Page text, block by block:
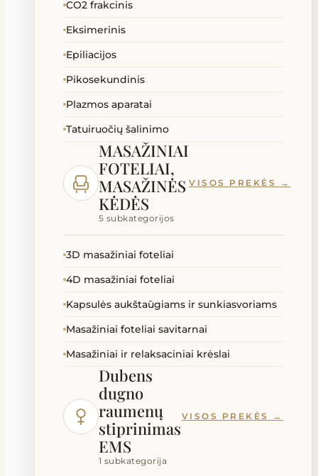
CO2 frakcinis
Eksimerinis
Epiliacijos
Pikosekundinis
Plazmos aparatai
Tatuiruočių šalinimo
MASAŽINIAI
FOTELIAI,
MASAŽINĖS
KĖDĖS
5 subkategorijos
VISOS PREKĖS →
3D masažiniai foteliai
4D masažiniai foteliai
Kapsulės aukštaūgiams ir sunkiasvoriams
Masažiniai foteliai savitarnai
Masažiniai ir relaksaciniai krėslai
Dubens
dugno
raumenų
stiprinimas
EMS
1 subkategorija
VISOS PREKĖS →